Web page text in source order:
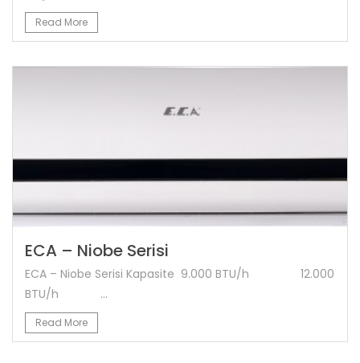
Read More
ECA – Niobe Serisi
ECA – Niobe Serisi Kapasite 9.000 BTU/h 12.000
BTU/h ...
Read More